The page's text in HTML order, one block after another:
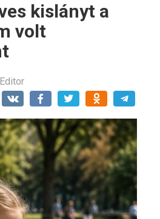
kislányt a
volt
Editor